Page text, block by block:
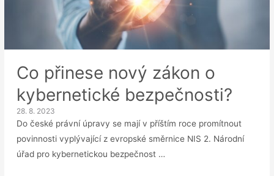
Co přinese nový zákon o
kybernetické bezpečnosti?
28. 8. 2023
Do české právní úpravy se mají v příštím roce promítnout
povinnosti vyplývající z evropské směrnice NIS 2. Národní
úřad pro kybernetickou bezpečnost …